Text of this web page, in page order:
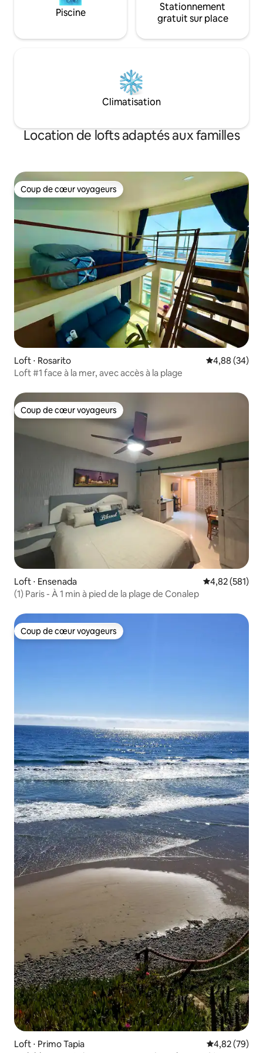
Piscine
Stationnement
gratuit sur place
Climatisation
Location de lofts adaptés aux familles
Coup de cœur voyageurs
Coup de cœur voyageurs
Loft ⋅ Rosarito Évaluation
4,88 (34)
Loft #1 face à la mer, avec accès à la plage
Coup de cœur voyageurs
Coup de cœur voyageurs
Loft ⋅ Ensenada Évaluation
4,82 (581)
(1) Paris - À 1 min à pied de la plage de Conalep
Coup de cœur voyageurs
Coup de cœur voyageurs
Loft ⋅ Primo Tapia Évaluation
4,82 (79)